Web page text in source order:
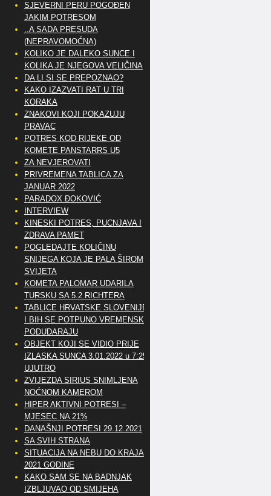
SJEVERNI PERU POGOĐEN
JAKIM POTRESOM
..A SADA PRESUDA
(NEPRAVOMOĆNA)
KOLIKO JE DALEKO SUNCE I
KOLIKA JE NJEGOVA VELIČINA
DA LI SI SE PREPOZNAO?
KAKO IZAZVATI RAT U TRI
KORAKA
ZNAKOVI KOJI POKAZUJU
PRAVAC
POTRES KOD RIJEKE OD
KOMETE PANSTARRS U5
ZA NEVJEROVATI
PRIVREMENA TABLICA ZA
JANUAR 2022
PARADOX ĐOKOVIĆ
INTERVIEW
KINESKI POTRES, PUCNJAVA I
ZDRAVA PAMET
POGLEDAJTE KOLIČINU
SNIJEGA KOJA JE PALA ŠIROM
SVIJETA
KOMETA PALOMAR UDARILA
TURSKU SA 5.2 RICHTERA
TABLICE HRVATSKE SLOVENIJE
I BIH SE POTPUNO VREMENSKI
PODUDARAJU
OBJEKT KOJI SE VIDIO PRIJE
IZLASKA SUNCA 3.01.2022 u 7:25
UJUTRO
ZVIJEZDA SIRIUS SNIMLJENA
NOĆNOM KAMEROM
HIPER AKTIVNI POTRESI –
MJESEC NA 21%
DANAŠNJI POTRESI 29.12.2021
SA SVIH STRANA
SITUACIJA NA NEBU DO KRAJA
2021 GODINE
KAKO SAM SE NA BADNJAK
IZBLJUVAO OD SMIJEHA